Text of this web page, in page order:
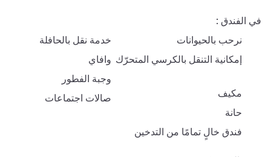
في الفندق
نرحب بالحيوانات
خدمة نقل بالحافلة
إمكانية التنقل بالكرسي المتحرّك وافاي
مكيف
وجبة الفطور
حانة
صالات اجتماعات
فندق خالٍ تمامًا من التدخين